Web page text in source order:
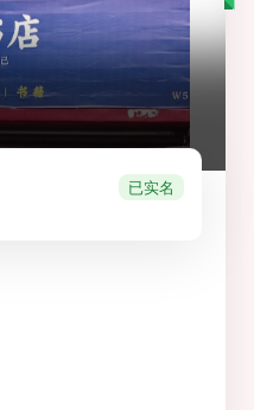
已实名